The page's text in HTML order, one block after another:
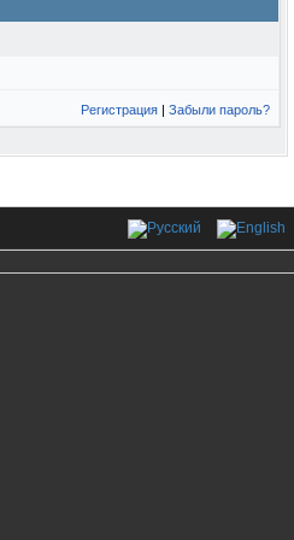
Регистрация | Забыли пароль?